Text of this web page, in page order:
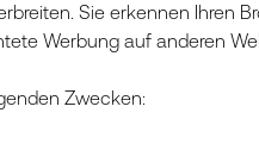
Sie erkennen Ihren
Werbung auf anderen
Zwecken: